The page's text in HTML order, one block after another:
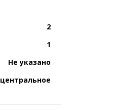
2
1
Не указано
центральное